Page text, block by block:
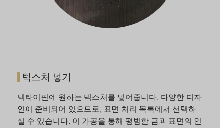
텍스처 넣기
넥타이핀에 원하는 텍스처를 넣어줍니다. 다양한 디자
인이 준비되어 있으므로, 표면 처리 목록에서 선택하
실 수 있습니다. 이 가공을 통해 평범한 금괴 표면의 인